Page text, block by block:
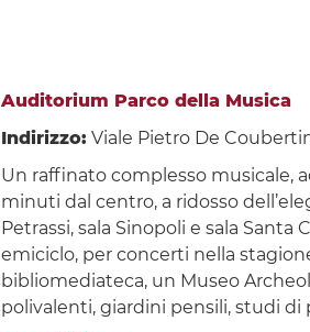
Auditorium Parco della Musica
Indirizzo: Viale Pietro De
Un raffinato complesso musicale,
minuti dal centro, a ridosso
Petrassi, sala Sinopoli e sala Santa
emiciclo, per concerti nella
bibliomediateca, un Museo
polivalenti, giardini pensili, studi di